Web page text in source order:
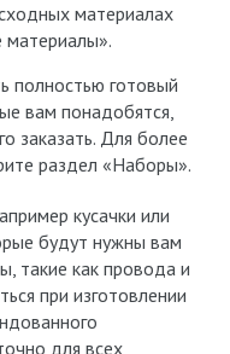
материалах
полностью готовый
вам понадобятся,
заказать. Для более
раздел «Наборы».
кусачки или
будут нужны вам
такие как провода и
при изготовлении
для всех